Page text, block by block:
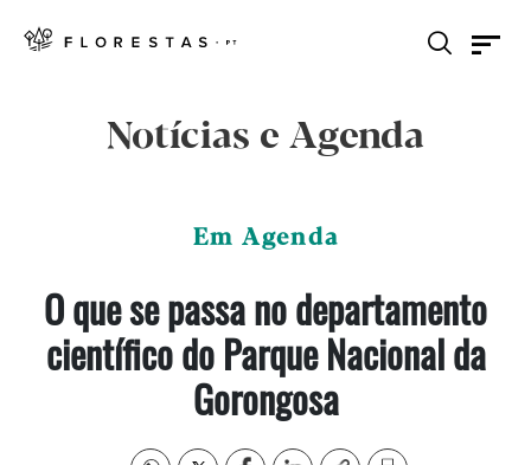
Notícias e Agenda
Em Agenda
O que se passa no departamento
científico do Parque Nacional da
Gorongosa